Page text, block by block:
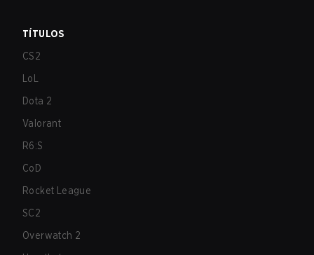
TÍTULOS
CS2
LoL
Dota 2
Valorant
R6:S
CoD
Rocket League
SC2
Overwatch 2